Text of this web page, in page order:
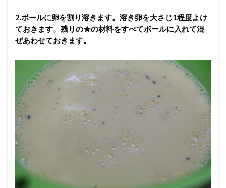
2.ボールに卵を割り溶きます。溶き卵を大さじ1程度よけ
ておきます。残りの★の材料をすべてボールに入れて混
ぜあわせておきます。